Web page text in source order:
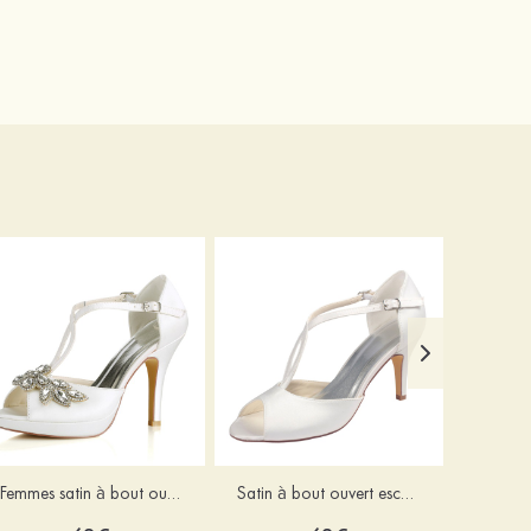
Femmes satin à bout ouvert plateforme escarpins talon stiletto chaussures de mariage avec boucle Satin à bout ouvert escarpins talon stiletto chaussures de mariage